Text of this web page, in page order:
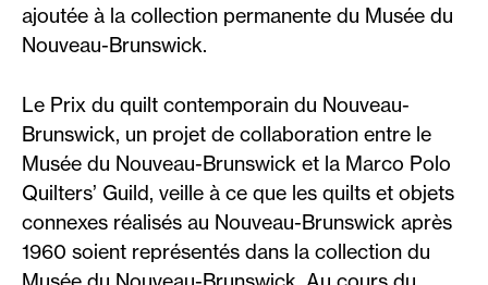
ajoutée à la collection permanente du Musée du
Nouveau-Brunswick.
Le Prix du quilt contemporain du Nouveau-
Brunswick, un projet de collaboration entre le
Musée du Nouveau-Brunswick et la Marco Polo
Quilters’ Guild, veille à ce que les quilts et objets
connexes réalisés au Nouveau-Brunswick après
1960 soient représentés dans la collection du